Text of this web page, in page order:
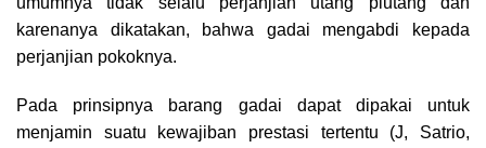
karenanya dikatakan, bahwa gadai mengabdi kepada
perjanjian pokoknya.
Pada prinsipnya barang gadai dapat dipakai untuk
menjamin suatu kewajiban prestasi tertentu (J, Satrio,